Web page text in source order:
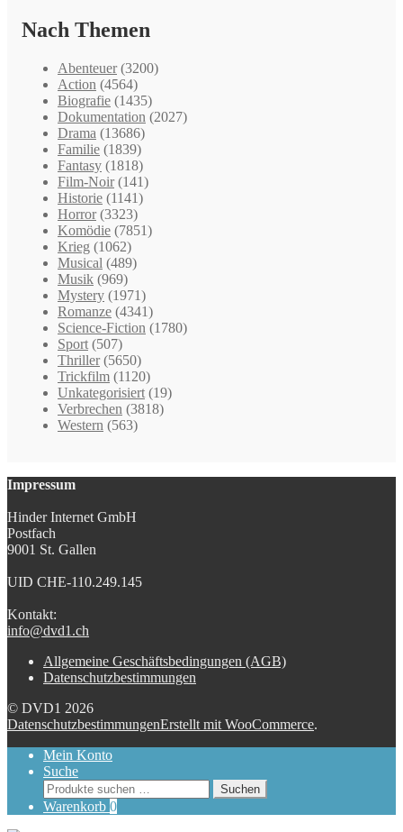
Nach Themen
Abenteuer (3200)
Action (4564)
Biografie (1435)
Dokumentation (2027)
Drama (13686)
Familie (1839)
Fantasy (1818)
Film-Noir (141)
Historie (1141)
Horror (3323)
Komödie (7851)
Krieg (1062)
Musical (489)
Musik (969)
Mystery (1971)
Romanze (4341)
Science-Fiction (1780)
Sport (507)
Thriller (5650)
Trickfilm (1120)
Unkategorisiert (19)
Verbrechen (3818)
Western (563)
Impressum
Hinder Internet GmbH
Postfach
9001 St. Gallen
UID CHE-110.249.145
Kontakt:
info@dvd1.ch
Allgemeine Geschäftsbedingungen (AGB)
Datenschutzbestimmungen
© DVD1 2026
DatenschutzbestimmungenErstellt mit WooCommerce.
Mein Konto
Suche
Suchen
nach:
Suchen
Warenkorb 0